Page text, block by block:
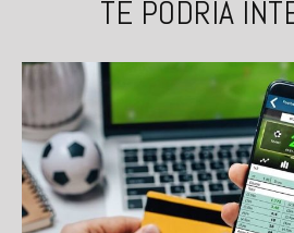
TE PODRÍA